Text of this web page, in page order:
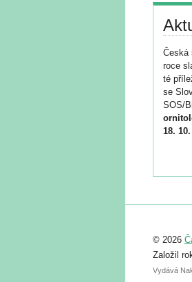
Česká
roce
té
se
SOS/
18.
© 2026
Založil
Vydává